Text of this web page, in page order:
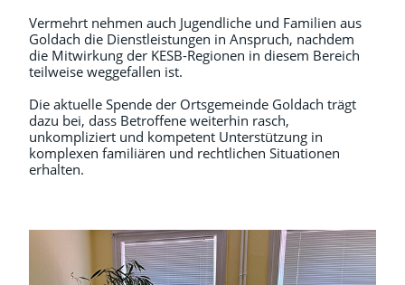
Vermehrt nehmen auch Jugendliche und Familien aus
Goldach die Dienstleistungen in Anspruch, nachdem
die Mitwirkung der KESB-Regionen in diesem Bereich
teilweise weggefallen ist.
Die aktuelle Spende der Ortsgemeinde Goldach trägt
dazu bei, dass Betroffene weiterhin rasch,
unkompliziert und kompetent Unterstützung in
komplexen familiären und rechtlichen Situationen
erhalten.